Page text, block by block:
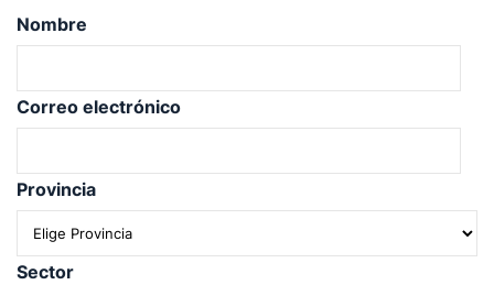
Nombre
Correo electrónico
Provincia
Sector